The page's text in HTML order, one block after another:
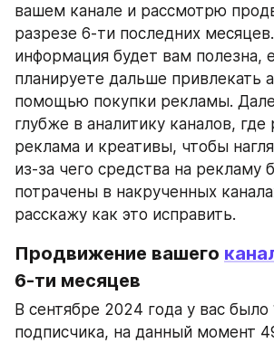
вашем канале и рассмотрю
разрезе 6-ти последних
информация будет вам полезна,
планируете дальше привлекать
помощью покупки рекламы.
глубже в аналитику каналов,
реклама и креативы, чтобы
из-за чего средства на рекламу
потрачены в накрученных
расскажу как это исправить.
Продвижение вашего
6-ти месяцев
В сентябре 2024 года у вас было
подписчика, на данный момент